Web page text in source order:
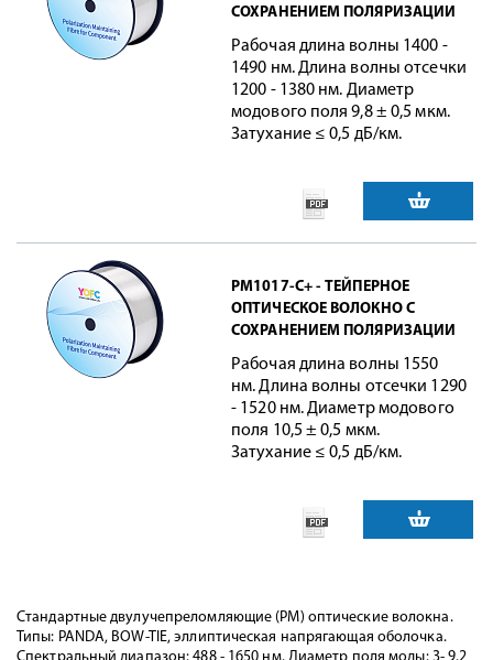
СОХРАНЕНИЕМ ПОЛЯРИЗАЦИИ
Рабочая длина волны 1400 -
1490 нм. Длина волны отсечки
1200 - 1380 нм. Диаметр
модового поля 9,8 ± 0,5 мкм.
Затухание ≤ 0,5 дБ/км.
PM1017-C+ - ТЕЙПЕРНОЕ
ОПТИЧЕСКОЕ ВОЛОКНО С
СОХРАНЕНИЕМ ПОЛЯРИЗАЦИИ
Рабочая длина волны 1550
нм. Длина волны отсечки 1290
- 1520 нм. Диаметр модового
поля 10,5 ± 0,5 мкм.
Затухание ≤ 0,5 дБ/км.
Стандартные двулучепреломляющие (PM) оптические волокна.
Типы: PANDA, BOW-TIE, эллиптическая напрягающая оболочка.